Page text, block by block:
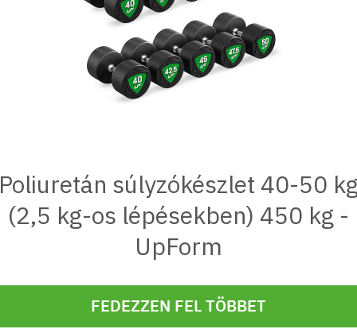
súlyzókészlet 40-50
(2,5 kg-os lépésekben) 450 kg -
UpForm
FEDEZZEN FEL TÖBBET